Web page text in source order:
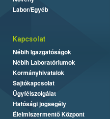
Labor/Egyéb
Kapcsolat
Nébih Igazgatóságok
Nébih Laboratóriumok
Kormányhivatalok
Sajtókapcsolat
Ügyfélszolgálat
Hatósági jogsegély
Élelmiszermentő Központ